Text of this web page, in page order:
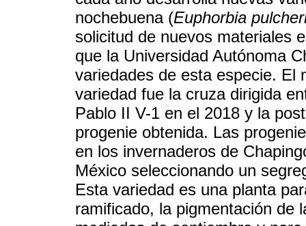
nochebuena (Euphorbia
solicitud de nuevos materiales
que la Universidad Autónoma
variedades de esta especie. El
variedad fue la cruza dirigida
Pablo II V-1 en el 2018 y la
progenie obtenida. Las
en los invernaderos de
México seleccionando un
Esta variedad es una planta
ramificado, la pigmentación de